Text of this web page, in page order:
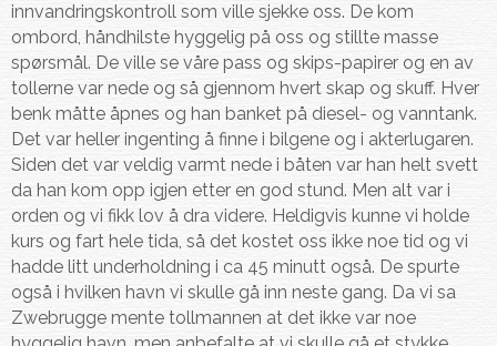
innvandringskontroll som ville sjekke oss. De kom
ombord, håndhilste hyggelig på oss og stillte masse
spørsmål. De ville se våre pass og skips-papirer og en av
tollerne var nede og så gjennom hvert skap og skuff. Hver
benk måtte åpnes og han banket på diesel- og vanntank.
Det var heller ingenting å finne i bilgene og i akterlugaren.
Siden det var veldig varmt nede i båten var han helt svett
da han kom opp igjen etter en god stund. Men alt var i
orden og vi fikk lov å dra videre. Heldigvis kunne vi holde
kurs og fart hele tida, så det kostet oss ikke noe tid og vi
hadde litt underholdning i ca 45 minutt også. De spurte
også i hvilken havn vi skulle gå inn neste gang. Da vi sa
Zwebrugge mente tollmannen at det ikke var noe